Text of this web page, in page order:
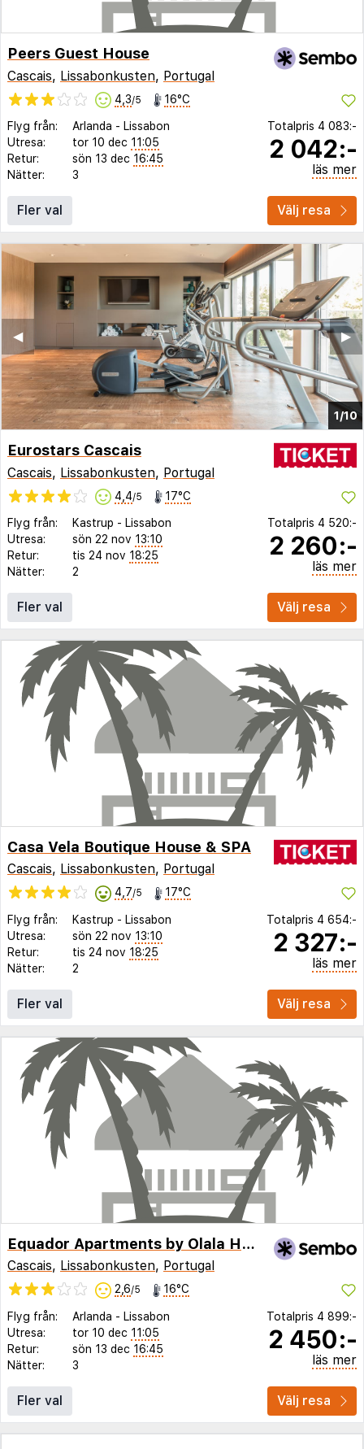
Peers Guest House
Cascais, Lissabonkusten, Portugal
4,3/5 16°C
Flyg från: Arlanda - Lissabon
Utresa:
tor 10 dec 11:05
Retur:
sön 13 dec 16:45
Nätter:
3
Totalpris 4 083:-
2 042:-
läs mer
Fler val Välj resa
1/10
▶︎
◀︎
Eurostars Cascais
Cascais, Lissabonkusten, Portugal
4,4/5 17°C
Flyg från: Kastrup - Lissabon
Utresa:
sön 22 nov 13:10
Retur:
tis 24 nov 18:25
Nätter:
2
Totalpris 4 520:-
2 260:-
läs mer
Fler val Välj resa
Casa Vela Boutique House & SPA
Cascais, Lissabonkusten, Portugal
4,7/5 17°C
Flyg från: Kastrup - Lissabon
Utresa:
sön 22 nov 13:10
Retur:
tis 24 nov 18:25
Nätter:
2
Totalpris 4 654:-
2 327:-
läs mer
Fler val Välj resa
Equador Apartments by Olala Homes
Cascais, Lissabonkusten, Portugal
2,6/5 16°C
Flyg från: Arlanda - Lissabon
Utresa:
tor 10 dec 11:05
Retur:
sön 13 dec 16:45
Nätter:
3
Totalpris 4 899:-
2 450:-
läs mer
Fler val Välj resa